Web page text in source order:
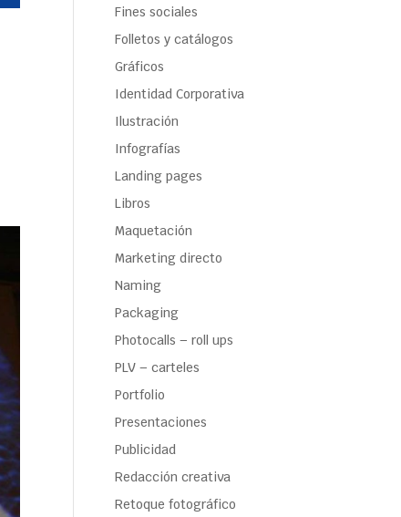
Fines sociales
Folletos y catálogos
Gráficos
Identidad Corporativa
Ilustración
Infografías
Landing pages
Libros
Maquetación
Marketing directo
Naming
Packaging
Photocalls – roll ups
PLV – carteles
Portfolio
Presentaciones
Publicidad
Redacción creativa
Retoque fotográfico